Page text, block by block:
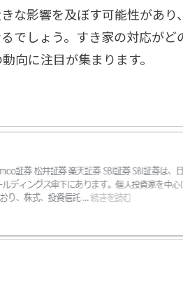
な影響を及ぼす可能性があり
でしょう。すき家の対応がど
向に注目が集まります。